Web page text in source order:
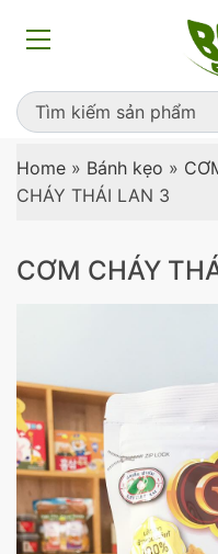
Home » Bánh kẹo »
CHÁY THÁI LAN 3
CƠM CHÁY